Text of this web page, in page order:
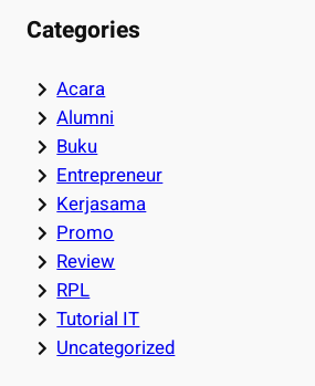
Categories
Acara
Alumni
Buku
Entrepreneur
Kerjasama
Promo
Review
RPL
Tutorial IT
Uncategorized